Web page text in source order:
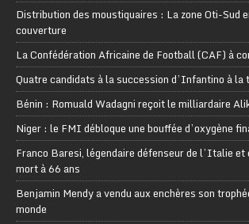
Distribution des moustiquaires : La zone Oti-Sud
couverture
La Confédération Africaine de Football (CAF) à
Quatre candidats à la succession d’Infantino à
Bénin : Romuald Wadagni reçoit le milliardaire
Niger : le FMI débloque une bouffée d’oxygène
Franco Baresi, légendaire défenseur de l’Italie et
mort à 66 ans
Benjamin Mendy a vendu aux enchères son
monde